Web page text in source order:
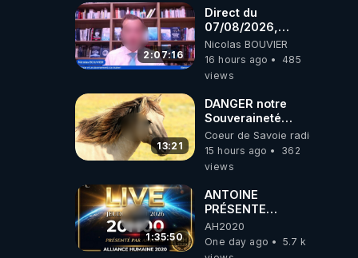
07.08.2026.
2:07:16
Direct du
07/08/2026,
présenté par
Nicolas BOUVIER
Nicolas BOUVIER
16 hours ago
485
views
13:21
DANGER notre
Souveraineté
Alimentaire est
attaqué...
Coeur de Savoie radioweb TV
15 hours ago
362
views
1:35:50
ANTOINE
PRÉSENTE
AH2020 LE LIVE
20H ***DU
06/08/2026***
AH2020
One day ago
5.7 k